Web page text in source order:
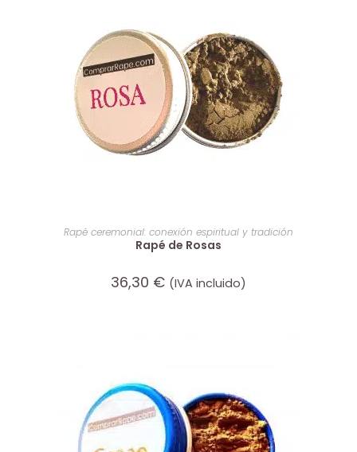
AÑADIR AL CARRITO
Rapé ceremonial: conexión espiritual y tradición
Rapé de Rosas
36,30 € (IVA incluido)